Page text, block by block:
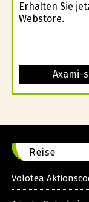
Erhalten Sie
Webstore.
Axami-
Reise
Volotea